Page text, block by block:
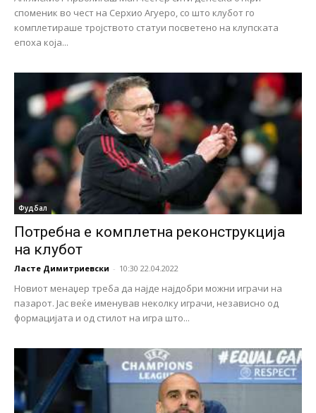
споменик во чест на Серхио Агуеро, со што клубот го
комплетираше тројството статуи посветено на клупската
епоха која...
Фудбал
Потребна е комплетна реконструкција
на клубот
Ласте Димитриевски - 10:30 22.04.2022
Новиот менаџер треба да најде најдобри можни играчи на
пазарот. Јас веќе именував неколку играчи, независно од
формацијата и од стилот на игра што...